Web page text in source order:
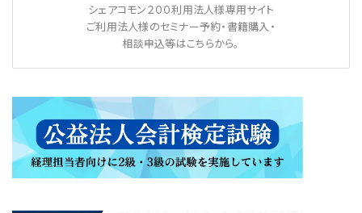
シェアコモン２００利用法人様専用サイト
ご利用法人様のセミナー予約・書籍購入・
相談申込等はこちらから。